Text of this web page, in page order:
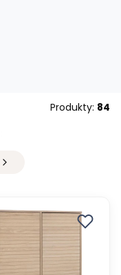
Produkty: 84